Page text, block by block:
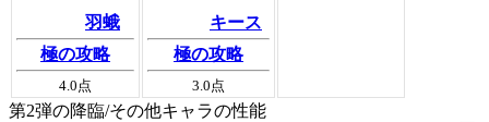
羽蛾
極の攻略
4.0点
キース
極の攻略
3.0点
第2弾の降臨/その他キャラの性能